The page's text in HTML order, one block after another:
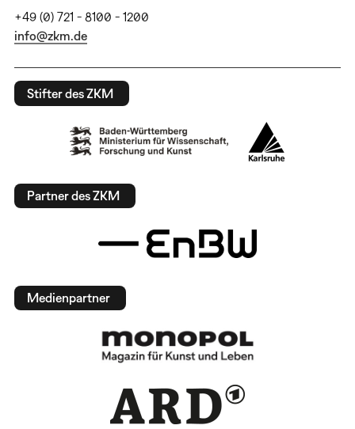
+49 (0) 721 - 8100 - 1200
info@zkm.de
Stifter des ZKM
Partner des ZKM
Medienpartner